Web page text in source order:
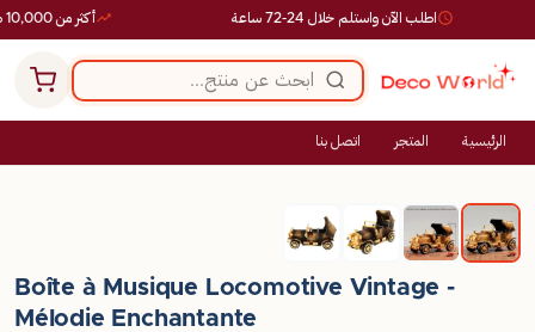
أكثر من 10,000 طلب ناجح اطلب الآن واستلم خلال 24-72 ساعة
الرئيسية المتجر اتصل بنا
Boîte à Musique Locomotive Vintage -
Mélodie Enchantante